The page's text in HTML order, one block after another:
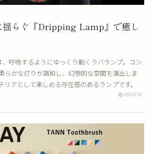
揺らぐ『Dripping Lamp』で癒し
、呼吸するようにゆっくり動くラバランプ。コン
らかな灯りが調和し、幻想的な空間を演出しま
リアとして楽しめる存在感のあるランプです。
2026.07.26